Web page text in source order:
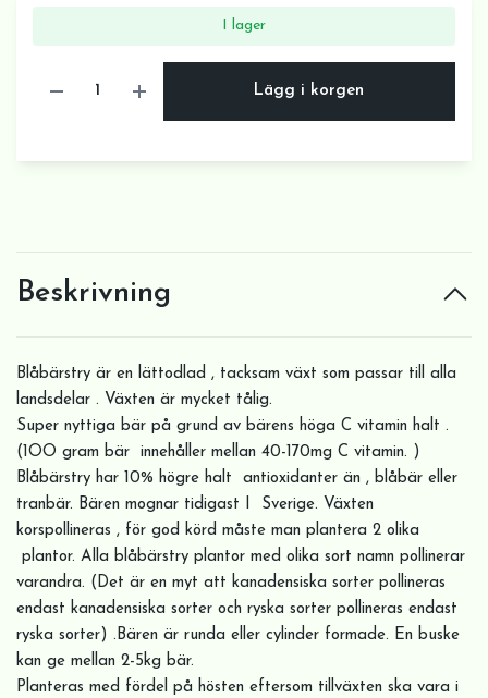
I lager
Lägg i korgen
Beskrivning
Blåbärstry är en lättodlad , tacksam växt som passar till alla
landsdelar . Växten är mycket tålig.
Super nyttiga bär på grund av bärens höga C vitamin halt .
(1OO gram bär innehåller mellan 40-170mg C vitamin. )
Blåbärstry har 10% högre halt antioxidanter än , blåbär eller
tranbär. Bären mognar tidigast I Sverige. Växten
korspollineras , för god körd måste man plantera 2 olika
plantor. Alla blåbärstry plantor med olika sort namn pollinerar
varandra. (Det är en myt att kanadensiska sorter pollineras
endast kanadensiska sorter och ryska sorter pollineras endast
ryska sorter) .Bären är runda eller cylinder formade. En buske
kan ge mellan 2-5kg bär.
Planteras med fördel på hösten eftersom tillväxten ska vara i